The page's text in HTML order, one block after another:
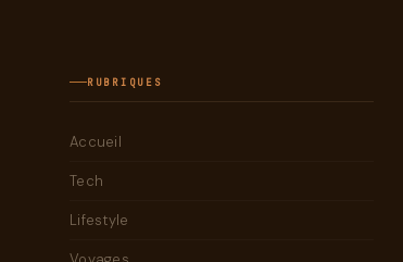
RUBRIQUES
Accueil
Tech
Lifestyle